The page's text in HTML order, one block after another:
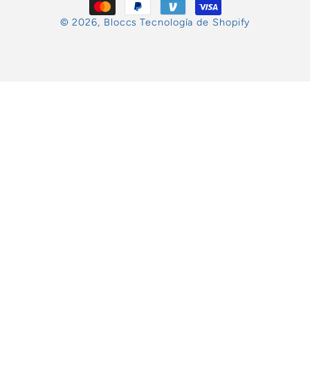
© 2026, Bloccs Tecnología de Shopify